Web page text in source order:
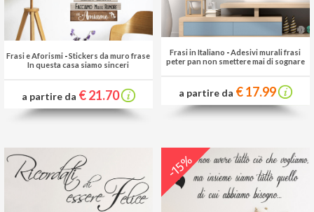
Frasi e Aforismi -Stickers da muro frase
In questa casa siamo sinceri
a partire da € 21.70
Frasi in Italiano -Adesivi murali frasi
peter pan non smettere mai di sognare
a partire da € 17.99
-15%